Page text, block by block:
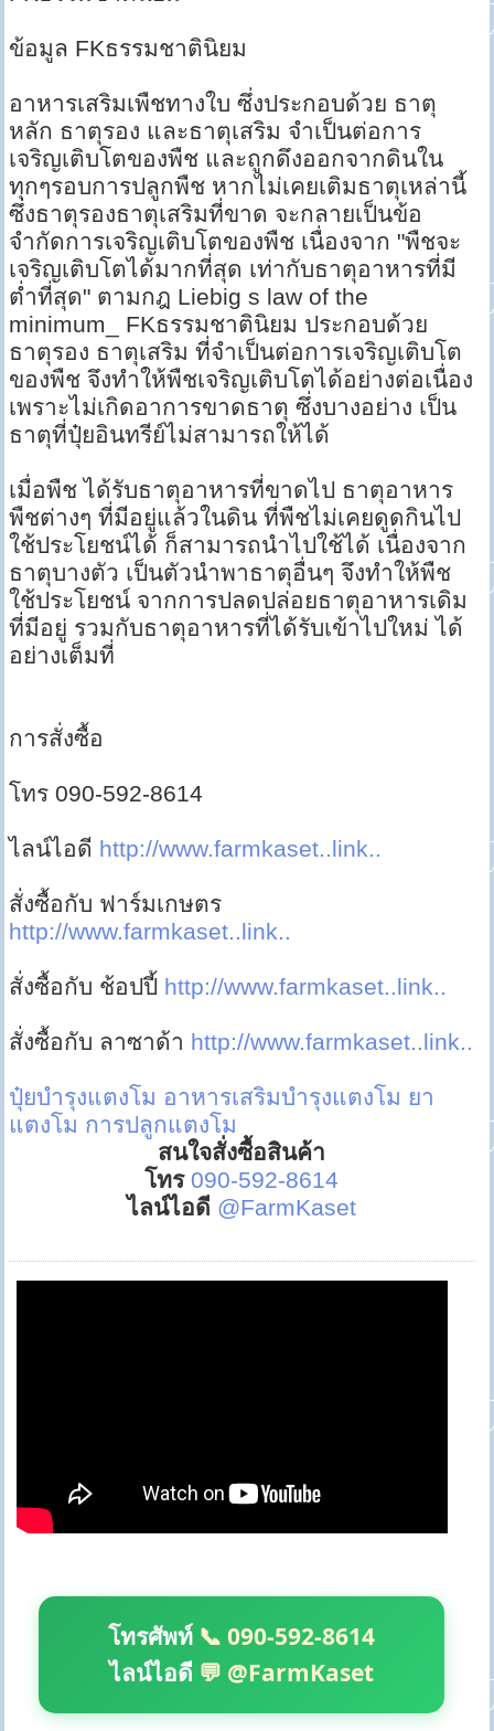
ข้อมูล FKธรรมชาตินิยม
อาหารเสริมเพืชทางใบ ซึ่งประกอบด้วย ธาตุ
หลัก ธาตุรอง และธาตุเสริม จำเป็นต่อการ
เจริญเติบโตของพืช และถูกดึงออกจากดินใน
ทุกๆรอบการปลูกพืช หากไม่เคยเติมธาตุเหล่านี้
ซึ่งธาตุรองธาตุเสริมที่ขาด จะกลายเป็นข้อ
จำกัดการเจริญเติบโตของพืช เนื่องจาก "พืชจะ
เจริญเติบโตได้มากที่สุด เท่ากับธาตุอาหารที่มี
ต่ำที่สุด" ตามกฎ Liebig s law of the
minimum_ FKธรรมชาตินิยม ประกอบด้วย
ธาตุรอง ธาตุเสริม ที่จำเป็นต่อการเจริญเติบโต
ของพืช จึงทำให้พืชเจริญเติบโตได้อย่างต่อเนื่อง
เพราะไม่เกิดอาการขาดธาตุ ซึ่งบางอย่าง เป็น
ธาตุที่ปุ๋ยอินทรีย์ไม่สามารถให้ได้
เมื่อพืช ได้รับธาตุอาหารที่ขาดไป ธาตุอาหาร
พืชต่างๆ ที่มีอยู่แล้วในดิน ที่พืชไม่เคยดูดกินไป
ใช้ประโยชน์ได้ ก็สามารถนำไปใช้ได้ เนื่องจาก
ธาตุบางตัว เป็นตัวนำพาธาตุอื่นๆ จึงทำให้พืช
ใช้ประโยชน์ จากการปลดปล่อยธาตุอาหารเดิม
ที่มีอยู่ รวมกับธาตุอาหารที่ได้รับเข้าไปใหม่ ได้
อย่างเต็มที่
การสั่งซื้อ
โทร 090-592-8614
ไลน์ไอดี http://www.farmkaset..link..
สั่งซื้อกับ ฟาร์มเกษตร
http://www.farmkaset..link..
สั่งซื้อกับ ช้อปปี้ http://www.farmkaset..link..
สั่งซื้อกับ ลาซาด้า http://www.farmkaset..link..
ปุ๋ยบำรุงแตงโม อาหารเสริมบำรุงแตงโม ยา
แตงโม การปลูกแตงโม
สนใจสั่งซื้อสินค้า
โทร 090-592-8614
ไลน์ไอดี @FarmKaset
โทรศัพท์ 📞 090-592-8614
ไลน์ไอดี 💬 @FarmKaset